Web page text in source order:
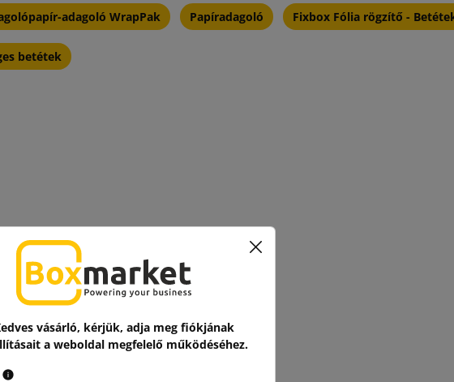
adagoló WrapPak Papíradagoló Fixbox Fólia rögzítő -
betétek
vásárló, kérjük, adja meg fiókjának
a weboldal megfelelő működéséhez.